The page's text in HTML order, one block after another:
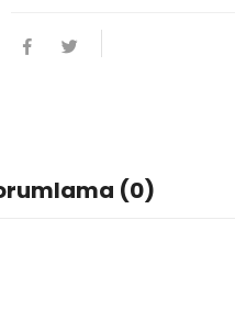
(0)